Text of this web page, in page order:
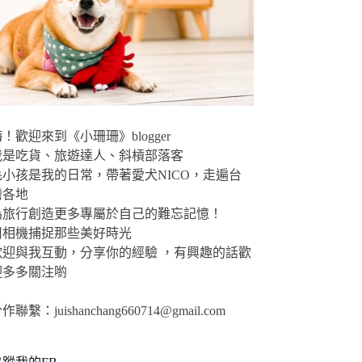
歡迎來到《小珊珊》blogger
是吃貨、旅遊達人、斜槓部落客
小孩是我的日常，帶著愛犬NICO，走遍台
各地
行創造更多專屬於自己的難忘記憶！
相機捕捉那些美好時光
迎與我互動，分享你的經驗 ，有興趣的話歡
多多關注喲
作聯繫：juishanchang660714@gmail.com